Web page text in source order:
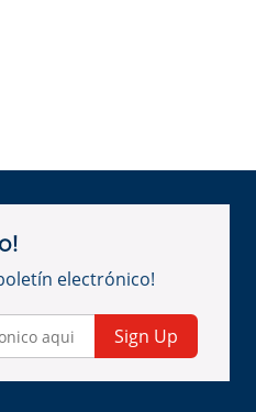
electrónico!
Sign Up